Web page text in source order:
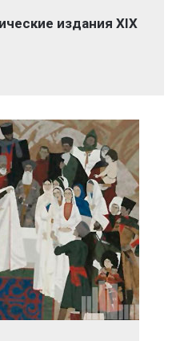
издания XIX